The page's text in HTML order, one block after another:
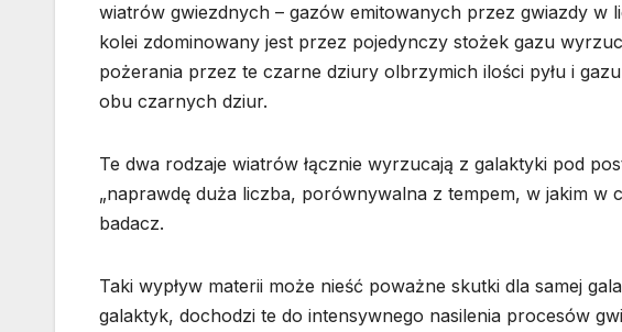
wiatrów gwiezdnych – gazów emitowanych przez gwiazdy w
kolei zdominowany jest przez pojedynczy stożek gazu
pożerania przez te czarne dziury olbrzymich ilości pyłu i
obu czarnych dziur.
Te dwa rodzaje wiatrów łącznie wyrzucają z galaktyki pod
„naprawdę duża liczba, porównywalna z tempem, w jakim w
badacz.
Taki wypływ materii może nieść poważne skutki dla samej
galaktyk, dochodzi te do intensywnego nasilenia procesów